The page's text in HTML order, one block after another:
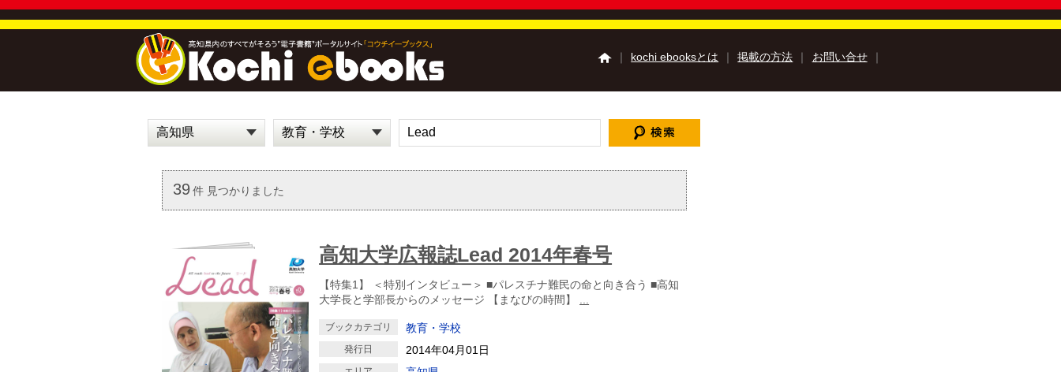
｜ kochi ebooksとは ｜ 掲載の方法 ｜ お問い合せ ｜
高知の夏祭り特集
高知の食べ歩き特集
土佐巡里
Kochi Tourist Guide Book
高知県観光特使う～み『サンナカ』
『四国zine』デジタルフォトブック
ご利用ガイド
掲載の方法
掲載規約
39 件 見つかりました
高知大学広報誌Lead 2014年春号
【特集1】 ＜特別インタビュー＞ ■パレスチナ難民の命と向き合う ■高知
大学長と学部長からのメッセージ 【まなびの時間】 ...
ブックカテゴリ 教育・学校
発行日 2014年04月01日